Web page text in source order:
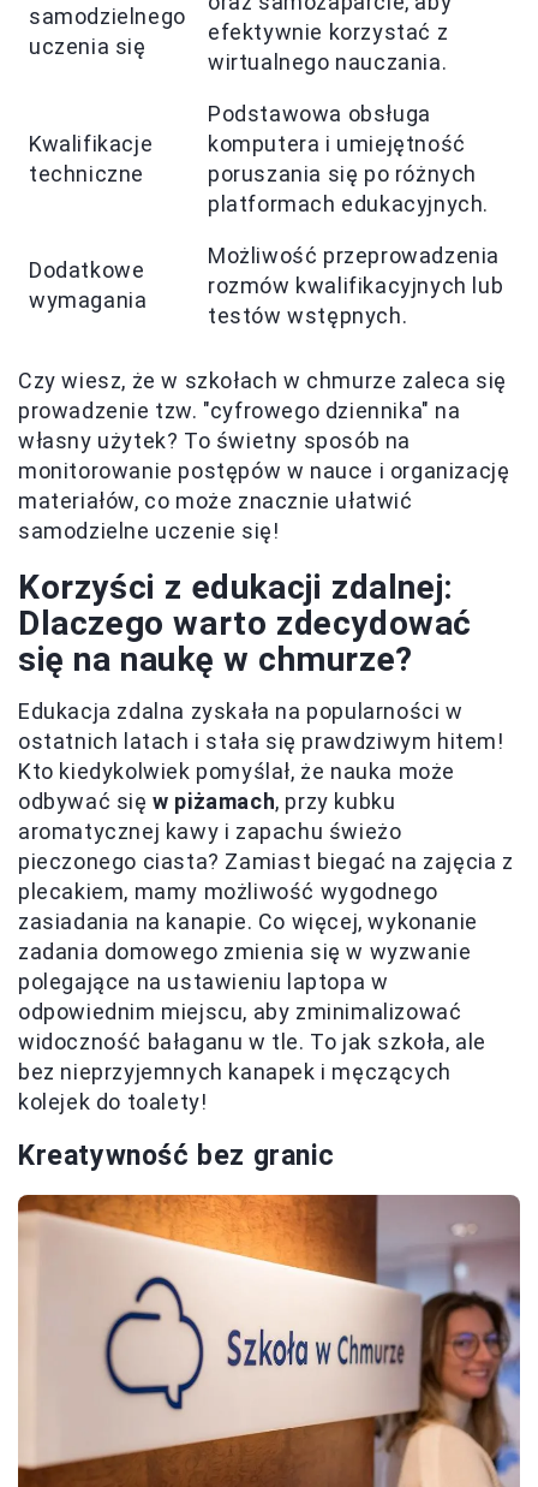
samodzielnego
uczenia się
efektywnie korzystać z
wirtualnego nauczania.
Kwalifikacje
techniczne
Podstawowa obsługa
komputera i umiejętność
poruszania się po różnych
platformach edukacyjnych.
Dodatkowe
wymagania
Możliwość przeprowadzenia
rozmów kwalifikacyjnych lub
testów wstępnych.
Czy wiesz, że w szkołach w chmurze zaleca się
prowadzenie tzw. "cyfrowego dziennika" na
własny użytek? To świetny sposób na
monitorowanie postępów w nauce i organizację
materiałów, co może znacznie ułatwić
samodzielne uczenie się!
Korzyści z edukacji zdalnej:
Dlaczego warto zdecydować
się na naukę w chmurze?
Edukacja zdalna zyskała na popularności w
ostatnich latach i stała się prawdziwym hitem!
Kto kiedykolwiek pomyślał, że nauka może
odbywać sięw piżamach, przy kubku
aromatycznej kawy i zapachu świeżo
pieczonego ciasta? Zamiast biegać na zajęcia z
plecakiem, mamy możliwość wygodnego
zasiadania na kanapie. Co więcej, wykonanie
zadania domowego zmienia się w wyzwanie
polegające na ustawieniu laptopa w
odpowiednim miejscu, aby zminimalizować
widoczność bałaganu w tle. To jak szkoła, ale
bez nieprzyjemnych kanapek i męczących
kolejek do toalety!
Kreatywność bez granic